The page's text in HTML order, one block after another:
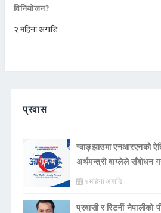
विनियोजन?
२ महिना अगाडि
प्रवास
ग्वाङ्झाउमा एनआरएनको
अर्थमन्त्री वाग्लेले सँबोधन
१ महिना अगाडि
प्रवासी र रिटर्नी नेपालीको